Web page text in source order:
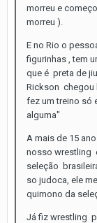
morreu e
morreu ).
E no Rio o
figurinhas , tem
que é preta de
Rickson chegou
fez um treino só
alguma"
A mais de 15
nosso wrestling
seleção
so judoca, ele
quimono da
Já fiz wrestling